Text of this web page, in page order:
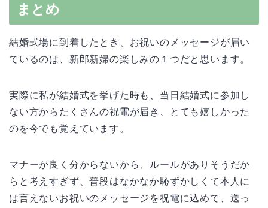
まとめ
結婚式場に到着したとき、お祝いのメッセージが届い
ているのは、新郎新婦の楽しみの１つだと思います。
実際に私が結婚式を挙げた時も、当日結婚式に参加し
ない方からたくさんの祝電が届き、とても嬉しかった
のを今でも覚えています。
マナーが良く分からないから、ルールがありそうだか
らと考えすぎず、普段はなかなか恥ずかしくて本人に
は言えないお祝いのメッセージを祝電に込めて、送っ